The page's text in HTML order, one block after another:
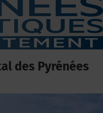
des Pyrénées